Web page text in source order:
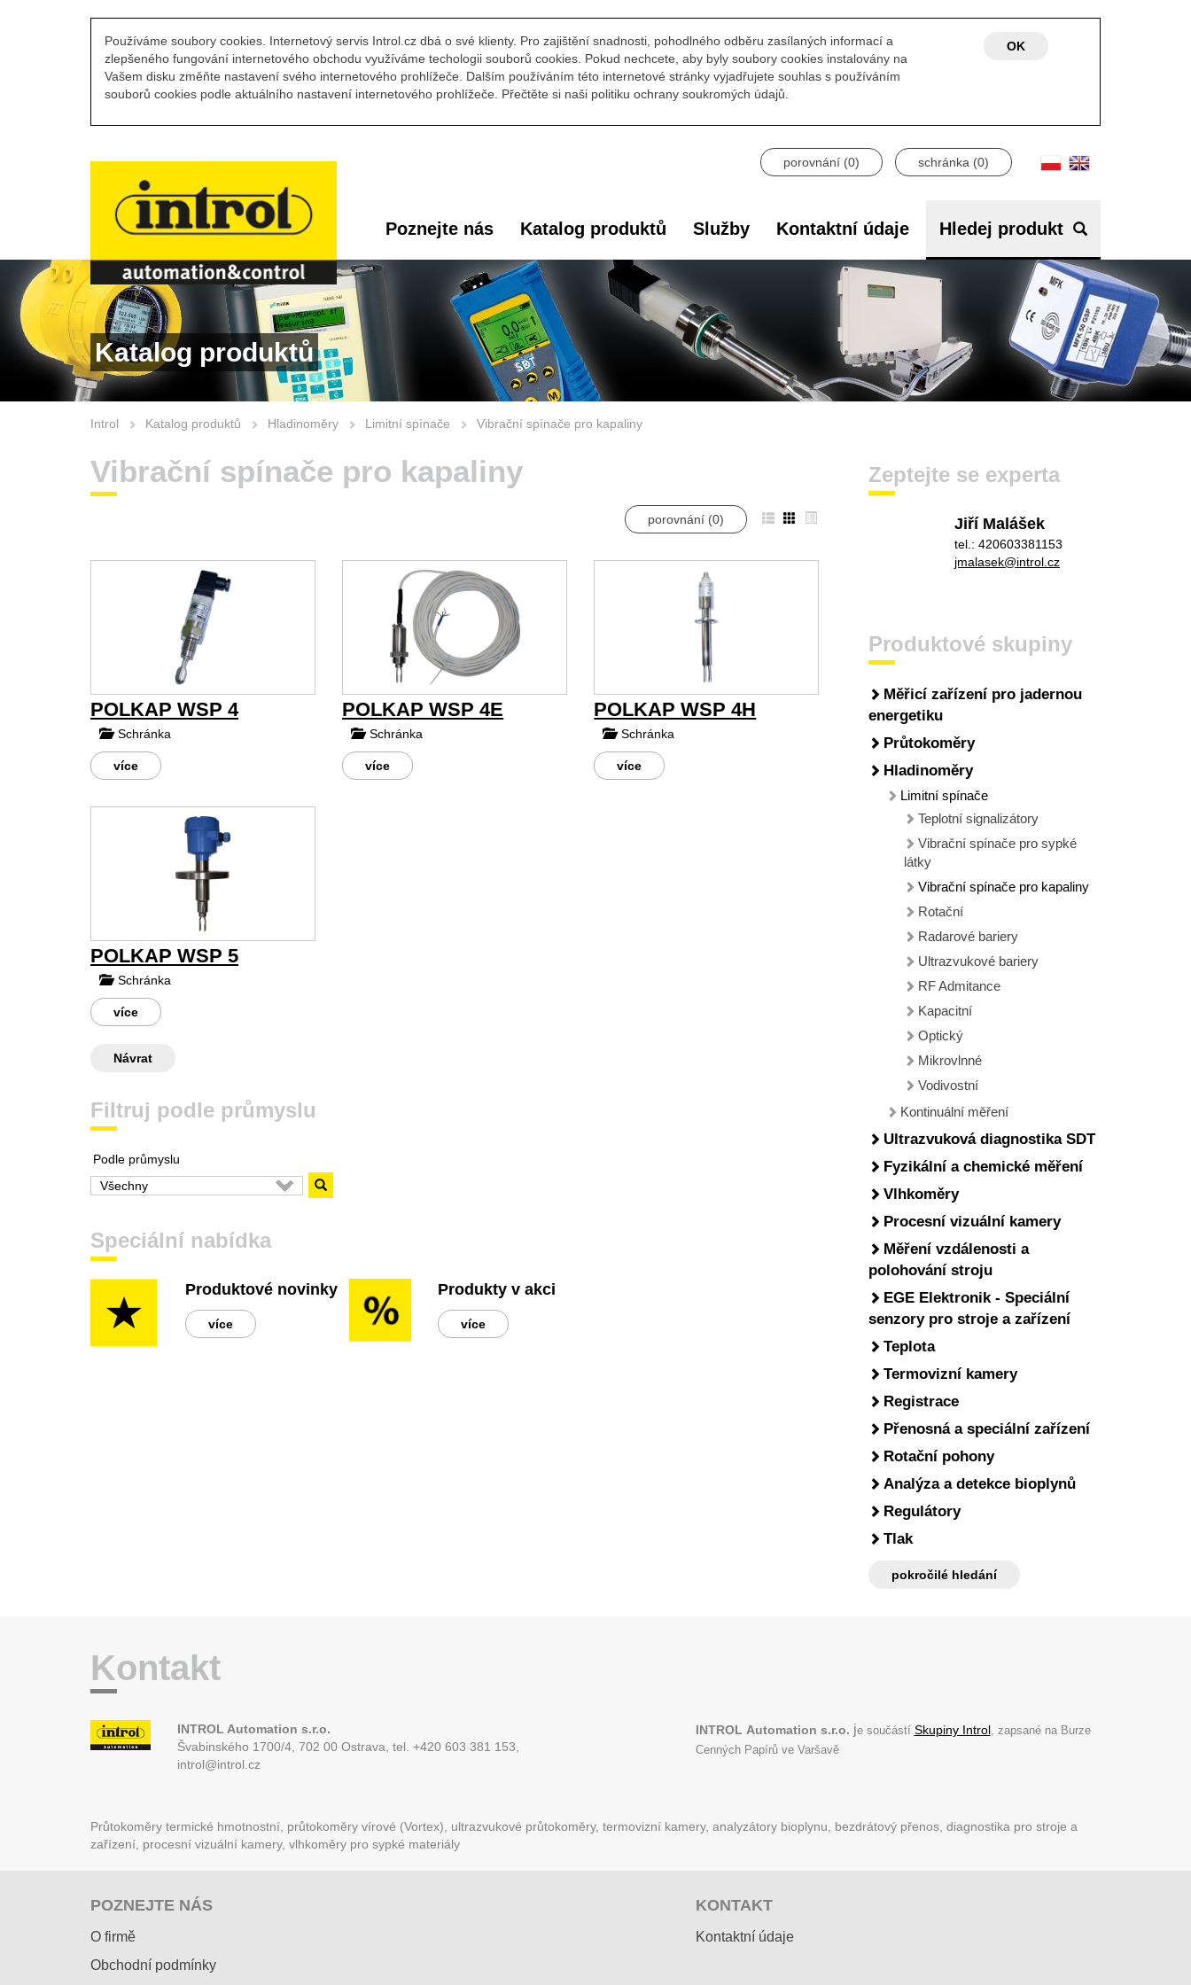
Používáme soubory cookies. Internetový servis Introl.cz dbá o své klienty. Pro zajištění snadnosti, pohodlného odběru zasílaných informací a
zlepšeného fungování internetového obchodu využíváme techologii souborů cookies. Pokud nechcete, aby byly soubory cookies instalovány na
Vašem disku změňte nastavení svého internetového prohlížeče. Dalším používáním této internetové stránky vyjadřujete souhlas s používáním
souborů cookies podle aktuálního nastavení internetového prohlížeče. Přečtěte si naši politiku ochrany soukromých údajů.
OK
porovnání (0) schránka (0)
Poznejte nás Katalog produktů Služby Kontaktní údaje Hledej produkt
Katalog produktů
Introl Katalog produktů Hladinoměry Limitní spínače Vibrační spínače pro kapaliny
Zeptejte se experta
Jiří Malášek
tel.: 420603381153
jmalasek@introl.cz
Produktové skupiny
Měřicí zařízení pro jadernou
energetiku
Průtokoměry
Hladinoměry
Limitní spínače
Teplotní signalizátory
Vibrační spínače pro sypké
látky
Vibrační spínače pro kapaliny
Rotační
Radarové bariery
Ultrazvukové bariery
RF Admitance
Kapacitní
Optický
Mikrovlnné
Vodivostní
Kontinuální měření
Ultrazvuková diagnostika SDT
Fyzikální a chemické měření
Vlhkoměry
Procesní vizuální kamery
Měření vzdálenosti a
polohování stroju
EGE Elektronik - Speciální
senzory pro stroje a zařízení
Teplota
Termovizní kamery
Registrace
Přenosná a speciální zařízení
Rotační pohony
Analýza a detekce bioplynů
Regulátory
Tlak
pokročilé hledání
Vibrační spínače pro kapaliny
porovnání (0)
POLKAP WSP 4
Schránka
více
POLKAP WSP 4E
Schránka
více
POLKAP WSP 4H
Schránka
více
POLKAP WSP 5
Schránka
více
Návrat
Filtruj podle průmyslu
Podle průmyslu
Speciální nabídka
Produktové novinky
více
Produkty v akci
více
Kontakt
INTROL Automation s.r.o.
Švabinského 1700/4, 702 00 Ostrava, tel. +420 603 381 153,
introl@introl.cz
INTROL Automation s.r.o. je součástí Skupiny Introl, zapsané na Burze
Cenných Papírů ve Varšavě
Průtokoměry termické hmotnostní, průtokoměry vírové (Vortex), ultrazvukové průtokoměry, termovizní kamery, analyzátory bioplynu, bezdrátový přenos, diagnostika pro stroje a
zařízení, procesní vizuální kamery, vlhkoměry pro sypké materiály
POZNEJTE NÁS
O firmě
Obchodní podmínky
KONTAKT
Kontaktní údaje